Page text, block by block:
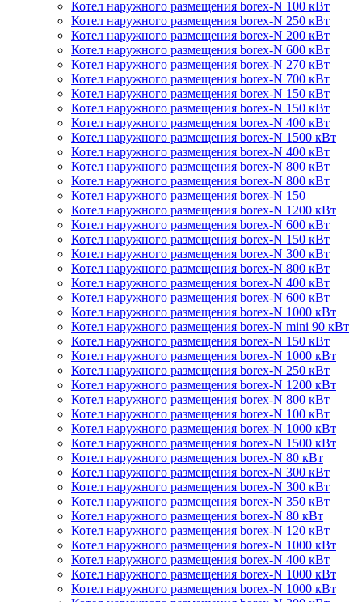
Котел наружного размещения borex-N 100 кВт
Котел наружного размещения borex-N 250 кВт
Котел наружного размещения borex-N 200 кВт
Котел наружного размещения borex-N 600 кВт
Котел наружного размещения borex-N 270 кВт
Котел наружного размещения borex-N 700 кВт
Котел наружного размещения borex-N 150 кВт
Котел наружного размещения borex-N 150 кВт
Котел наружного размещения borex-N 400 кВт
Котел наружного размещения borex-N 1500 кВт
Котел наружного размещения borex-N 400 кВт
Котел наружного размещения borex-N 800 кВт
Котел наружного размещения borex-N 800 кВт
Котел наружного размещения borex-N 150
Котел наружного размещения borex-N 1200 кВт
Котел наружного размещения borex-N 600 кВт
Котел наружного размещения borex-N 150 кВт
Котел наружного размещения borex-N 300 кВт
Котел наружного размещения borex-N 800 кВт
Котел наружного размещения borex-N 400 кВт
Котел наружного размещения borex-N 600 кВт
Котел наружного размещения borex-N 1000 кВт
Котел наружного размещения borex-N mini 90 кВт
Котел наружного размещения borex-N 150 кВт
Котел наружного размещения borex-N 1000 кВт
Котел наружного размещения borex-N 250 кВт
Котел наружного размещения borex-N 1200 кВт
Котел наружного размещения borex-N 800 кВт
Котел наружного размещения borex-N 100 кВт
Котел наружного размещения borex-N 1000 кВт
Котел наружного размещения borex-N 1500 кВт
Котел наружного размещения borex-N 80 кВт
Котел наружного размещения borex-N 300 кВт
Котел наружного размещения borex-N 300 кВт
Котел наружного размещения borex-N 350 кВт
Котел наружного размещения borex-N 80 кВт
Котел наружного размещения borex-N 120 кВт
Котел наружного размещения borex-N 1000 кВт
Котел наружного размещения borex-N 400 кВт
Котел наружного размещения borex-N 1000 кВт
Котел наружного размещения borex-N 1000 кВт